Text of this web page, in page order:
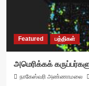
Featured பத்திகள்
அமெரிக்கக்
நாகேஸ்வரி அண்ணாமலை